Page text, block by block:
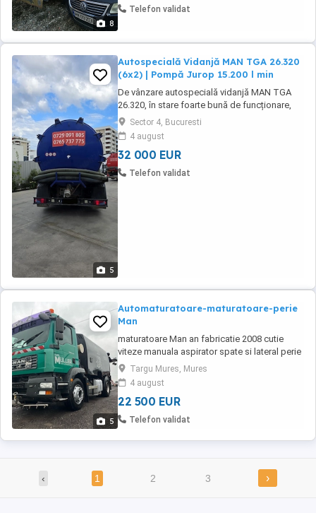
8
Telefon validat
5
Autospecială Vidanjă MAN TGA 26.320
(6x2) | Pompă Jurop 15.200 l min
De vânzare autospecială vidanjă MAN TGA
26.320, în stare foarte bună de funcționare,
pregătită direct de lucru. Date tehnice vehicul:
Model: MAN TGA 26.320 (Șasiu 6x2-2 BL) An
fabricație: 2008 Rulaj: 450.000 km Masă
maximă autorizată: 26.000 kg (26 Tone)
Combustibil: Diesel (Motorina) 10.518 cm ...
Sector 4, Bucuresti
4 august
32 000 EUR
Telefon validat
5
Automaturatoare-maturatoare-perie
Man
maturatoare Man an fabricatie 2008 cutie
viteze manuala aspirator spate si lateral perie
mijloc si lateral bazin basculabil in stare buna
de functionare
Targu Mures, Mures
4 august
22 500 EUR
Telefon validat
‹ 1 2 3 ›